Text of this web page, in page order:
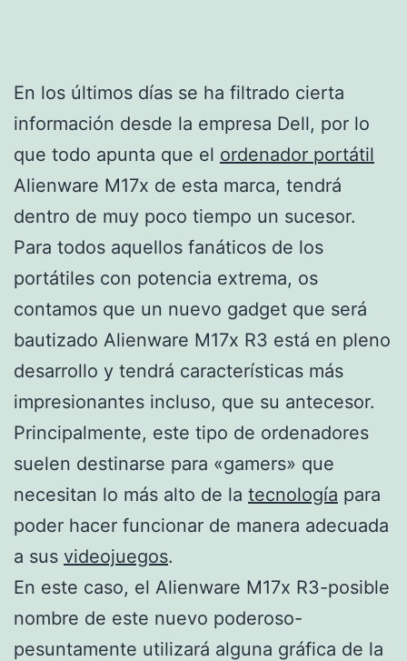
En los últimos días se ha filtrado cierta
información desde la empresa Dell, por lo
que todo apunta que el ordenador portátil
Alienware M17x de esta marca, tendrá
dentro de muy poco tiempo un sucesor.
Para todos aquellos fanáticos de los
portátiles con potencia extrema, os
contamos que un nuevo gadget que será
bautizado Alienware M17x R3 está en pleno
desarrollo y tendrá características más
impresionantes incluso, que su antecesor.
Principalmente, este tipo de ordenadores
suelen destinarse para «gamers» que
necesitan lo más alto de la tecnología para
poder hacer funcionar de manera adecuada
a sus videojuegos.
En este caso, el Alienware M17x R3-posible
nombre de este nuevo poderoso-
pesuntamente utilizará alguna gráfica de la